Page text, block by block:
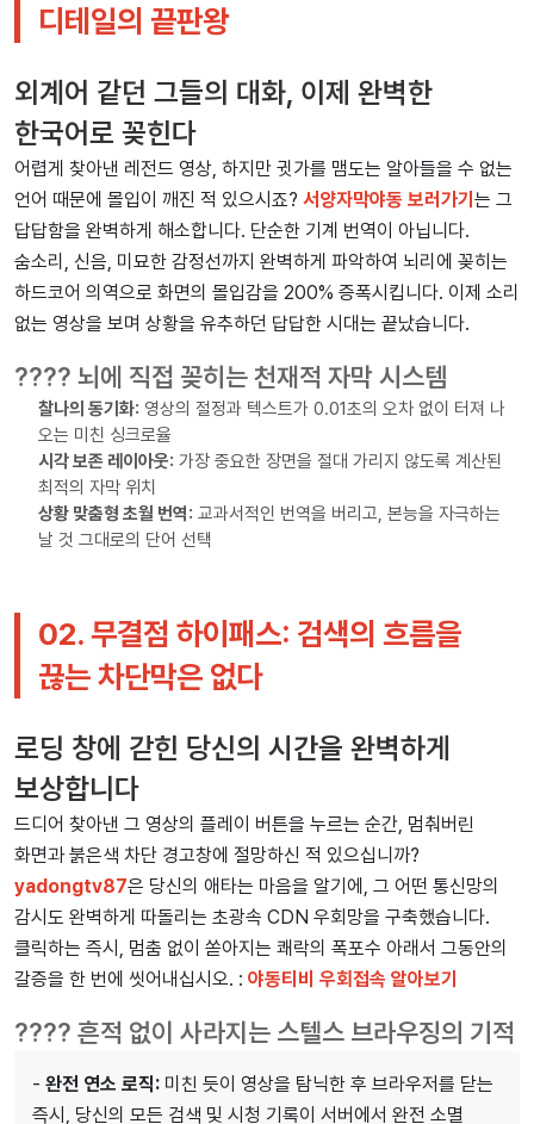
디테일의 끝판왕
외계어 같던 그들의 대화, 이제 완벽한
한국어로 꽂힌다
어렵게 찾아낸 레전드 영상, 하지만 귓가를 맴도는 알아들을 수 없는
언어 때문에 몰입이 깨진 적 있으시죠? 서양자막야동 보러가기 는 그
답답함을 완벽하게 해소합니다. 단순한 기계 번역이 아닙니다.
숨소리, 신음, 미묘한 감정선까지 완벽하게 파악하여 뇌리에 꽂히는
하드코어 의역으로 화면의 몰입감을 200% 증폭시킵니다. 이제 소리
없는 영상을 보며 상황을 유추하던 답답한 시대는 끝났습니다.
???? 뇌에 직접 꽂히는 천재적 자막 시스템
찰나의 동기화: 영상의 절정과 텍스트가 0.01초의 오차 없이 터져 나
오는 미친 싱크로율
시각 보존 레이아웃: 가장 중요한 장면을 절대 가리지 않도록 계산된
최적의 자막 위치
상황 맞춤형 초월 번역: 교과서적인 번역을 버리고, 본능을 자극하는
날 것 그대로의 단어 선택
02. 무결점 하이패스: 검색의 흐름을
끊는 차단막은 없다
로딩 창에 갇힌 당신의 시간을 완벽하게
보상합니다
드디어 찾아낸 그 영상의 플레이 버튼을 누르는 순간, 멈춰버린
화면과 붉은색 차단 경고창에 절망하신 적 있으십니까?
yadongtv87은 당신의 애타는 마음을 알기에, 그 어떤 통신망의
감시도 완벽하게 따돌리는 초광속 CDN 우회망을 구축했습니다.
클릭하는 즉시, 멈춤 없이 쏟아지는 쾌락의 폭포수 아래서 그동안의
갈증을 한 번에 씻어내십시오. : 야동티비 우회접속 알아보기
????️ 흔적 없이 사라지는 스텔스 브라우징의 기적
- 완전 연소 로직: 미친 듯이 영상을 탐닉한 후 브라우저를 닫는
즉시, 당신의 모든 검색 및 시청 기록이 서버에서 완전 소멸